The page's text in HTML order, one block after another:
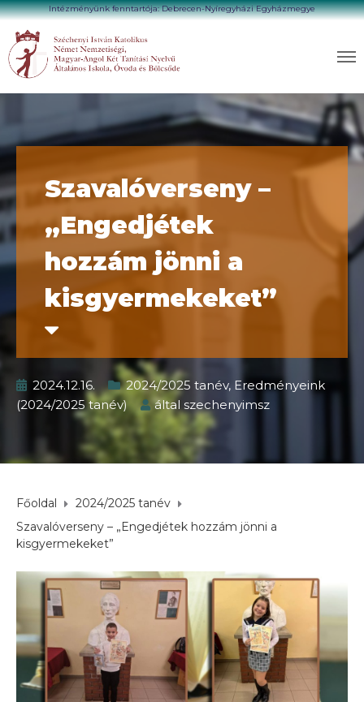
Intézményünk fenntartója: Debrecen-Nyíregyházi Egyházmegye
Szavalóverseny –
„Engedjétek
hozzám jönni a
kisgyermekeket”
2024.12.16. 2024/2025 tanév, Eredményeink
(2024/2025 tanév)
által szechenyimsz
Főoldal
2024/2025 tanév
Szavalóverseny – „Engedjétek hozzám jönni a
kisgyermekeket”